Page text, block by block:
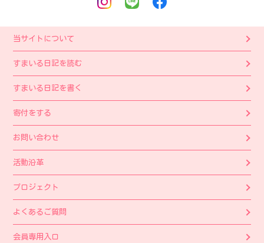
当サイトについて
すまいる日記を読む
すまいる日記を書く
寄付をする
お問い合わせ
活動沿革
プロジェクト
よくあるご質問
会員専用入口